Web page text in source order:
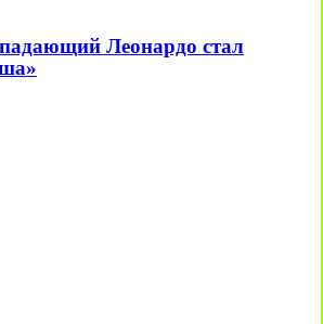
Леонардо стал